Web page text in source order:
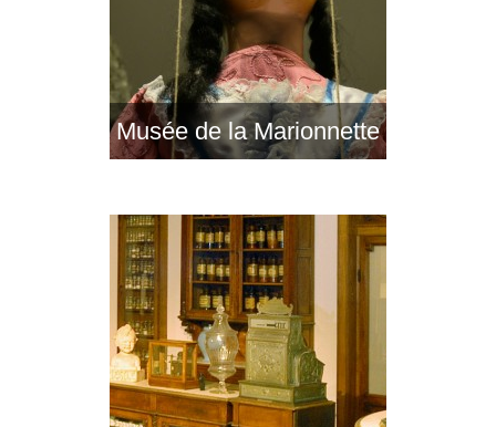
Musée de la Marionnette